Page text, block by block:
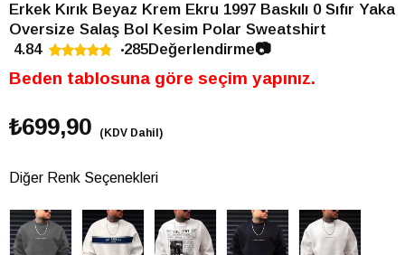
Erkek Kırık Beyaz Krem Ekru 1997 Baskılı 0 Sıfır Yaka
Oversize Salaş Bol Kesim Polar Sweatshirt
4.84
285Değerlendirme📷
Beden tablosuna göre seçim yapınız.
₺699,90 (KDV Dahil)
Diğer Renk Seçenekleri